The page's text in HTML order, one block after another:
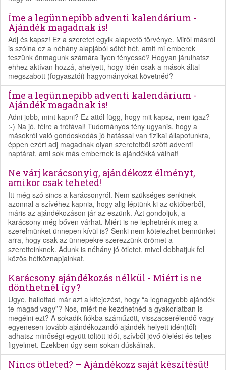
Íme a legünnepibb adventi kalendárium -
Ajándék magadnak is!
Adj és kapsz! Ez a szeretet egyik alapvető törvénye. Miről másról
is szólna ez a néhány alapjából sötét hét, amit mi emberek
teszünk önmagunk számára ilyen fényessé? Hogyan járulhatsz
ehhez aktívan hozzá, ahelyett, hogy idén csak a mások által
megszabott (fogyasztói) hagyományokat követnéd?
Íme a legünnepibb adventi kalendárium -
Ajándék magadnak is!
Adni jobb, mint kapni? Ez attól függ, hogy mit kapsz, nem igaz?
:-) Na jó, félre a tréfával! Tudományos tény ugyanis, hogy a
másokról való gondoskodás jó hatással van fizikai állapotunkra,
éppen ezért adj magadnak olyan szeretetből szőtt adventi
naptárat, ami sok más embernek is ajándékká válhat!
Ne várj karácsonyig, ajándékozz élményt,
amikor csak teheted!
Itt még szó sincs a karácsonyról. Nem szükséges senkinek
azonnal a szívéhez kapnia, hogy alig léptünk ki az októberből,
máris az ajándékozáson jár az eszünk. Azt gondoljuk, a
karácsony még bőven várhat. Miért is ne lephetnénk meg a
szerelmünket ünnepen kívül is? Senki nem kötelezhet bennünket
arra, hogy csak az ünnepekre szerezzünk örömet a
szeretteinknek. Adunk is néhány jó ötletet, mivel dobhatjuk fel
közös hétköznapjainkat.
Karácsony ajándékozás nélkül - Miért is ne
dönthetnél így?
Ugye, hallottad már azt a kifejezést, hogy “a legnagyobb ajándék
te magad vagy”? Nos, miért ne kezdhetnéd a gyakorlatban is
megélni ezt? A sokadik fiókba száműzött, visszacserélendő vagy
egyenesen tovább ajándékozandó ajándék helyett idén(től)
adhatsz minőségi együtt töltött időt, szívből jövő ölelést és teljes
figyelmet. Ezekben úgy sem sokan dúskálnak.
Nincs ötleted? – Ajándékozz saját készítésűt!